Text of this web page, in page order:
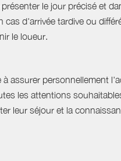
le jour précisé et
cas d'arrivée tardive ou
le loueur.
assurer personnellement
les attentions
leur séjour et la